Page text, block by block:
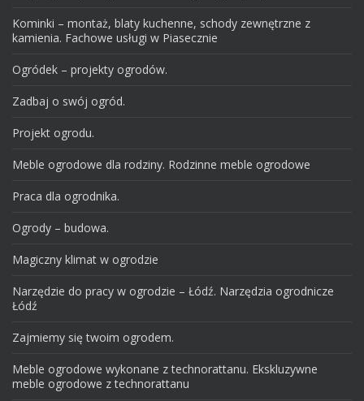
Kominki – montaż, blaty kuchenne, schody zewnętrzne z
kamienia. Fachowe usługi w Piasecznie
Ogródek – projekty ogrodów.
Zadbaj o swój ogród.
Projekt ogrodu.
Meble ogrodowe dla rodziny. Rodzinne meble ogrodowe
Praca dla ogrodnika.
Ogrody – budowa.
Magiczny klimat w ogrodzie
Narzędzie do pracy w ogrodzie – Łódź. Narzędzia ogrodnicze
Łódź
Zajmiemy się twoim ogrodem.
Meble ogrodowe wykonane z technorattanu. Ekskluzywne
meble ogrodowe z technorattanu